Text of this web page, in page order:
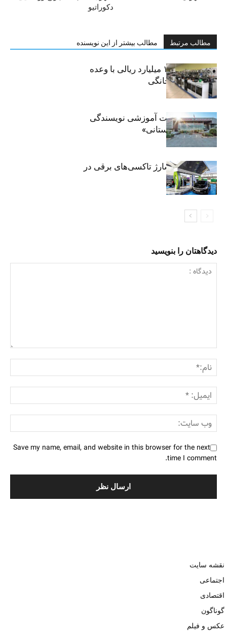
دکوراتیو
مطالب مرتبط مطالب بیشتر از این نویسنده
کلاهبرداری ۱۰۰ میلیارد ریالی با وعده
فروش لوازم خانگی
برگزاری جلسات آموزشی نویسندگی
«زندگی‌نامه داستانی»
توسعه شبکه شارژ تاکسی‌های برقی در
پایتخت
دیدگاهتان را بنویسید
Save my name, email, and website in this browser for the next
time I comment.
نقشه سایت
اجتماعی
اقتصادی
گوناگون
عکس و فیلم